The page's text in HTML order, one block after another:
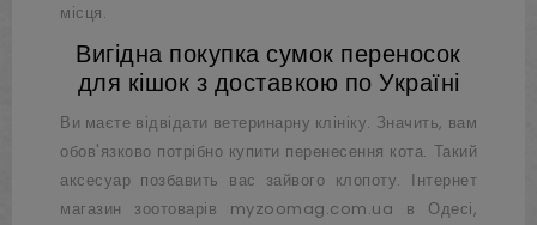
місця.
Вигідна покупка сумок переносок
для кішок з доставкою по Україні
Ви маєте відвідати ветеринарну клініку. Значить, вам
обов'язково потрібно купити перенесення кота. Такий
аксесуар позбавить вас зайвого клопоту. Інтернет
магазин зоотоварів myzoomag.com.ua в Одесі,